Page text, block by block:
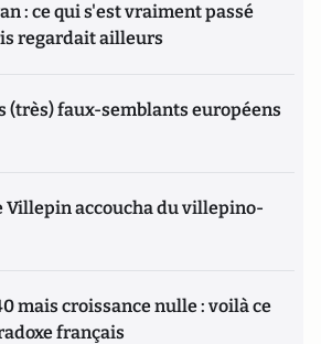
: ce qui s'est vraiment passé
regardait ailleurs
(très) faux-semblants européens
Villepin accoucha du villepino-
mais croissance nulle : voilà ce
français